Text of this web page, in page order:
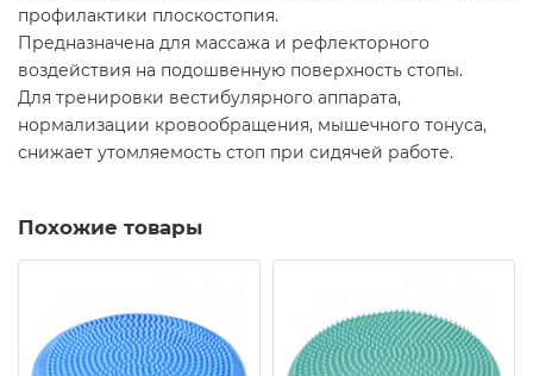
профилактики плоскостопия.
Предназначена для массажа и рефлекторного
воздействия на подошвенную поверхность стопы.
Для тренировки вестибулярного аппарата,
нормализации кровообращения, мышечного тонуса,
снижает утомляемость стоп при сидячей работе.
Похожие товары